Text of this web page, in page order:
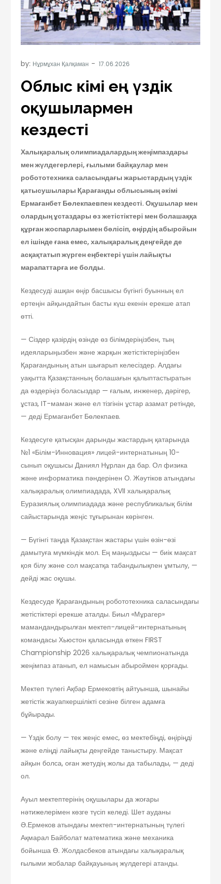
by: Нұрмұхан Қалқаман
Облыс әкімі ең үздік
оқушылармен
кездесті
Халықаралық олимпиадалардың жеңімпаздары
мен жүлдегерлері, ғылыми байқаулар мен
робототехника саласындағы жарыстардың үздік
қатысушылары Қарағанды облысының әкімі
Ермағанбет Бөлекпаевпен кездесті. Оқушылар мен
олардың ұстаздары өз жетістіктері мен болашаққа
құрған жоспарларымен бөлісіп, өңірдің абыройын
ел ішінде ғана емес, халықаралық деңгейде де
асқақтатып жүрген еңбектері үшін лайықты
марапаттарға ие болды.
Кездесуді ашқан өңір басшысы бүгінгі буынның ел
ертеңін айқындайтын басты күш екенін ерекше атап
өтті.
— Сіздер қазірдің өзінде өз білімдеріңізбен, тың
идеяларыңызбен және жарқын жетістіктеріңізбен
Қарағандының атын шығарып келесіздер. Алдағы
уақытта Қазақстанның болашағын қалыптастыратын
да өздеріңіз боласыздар — ғалым, инженер, дәрігер,
ұстаз, IT-маман және ел тізгінін ұстар азамат ретінде,
— деді Ермағанбет Бөлекпаев.
Кездесуге қатысқан дарынды жастардың қатарында
№1 «Білім-Инновация» лицей-интернатының 10-
сынып оқушысы Даниял Нұрлан да бар. Ол физика
және информатика пәндерінен О. Жәутіков атындағы
халықаралық олимпиадада, XVII халықаралық
Еуразиялық олимпиадада және республикалық білім
сайыстарында жеңіс тұғырынан көрінген.
— Бүгінгі таңда Қазақстан жастары үшін өзін-өзі
дамытуға мүмкіндік мол. Ең маңыздысы — биік мақсат
қоя білу және сол мақсатқа табандылықпен ұмтылу, —
дейді жас оқушы.
Кездесуде Қарағандының робототехника саласындағы
жетістіктері ерекше аталды. Биыл «Мұрагер»
мамандандырылған мектеп-лицей-интернатының
командасы Хьюстон қаласында өткен FIRST
Championship 2026 халықаралық чемпионатында
жеңімпаз атанып, ел намысын абыроймен қорғады.
Мектеп түлегі Ақбар Ермековтің айтуынша, шынайы
жетістік жауапкершілікті сезіне білген адамға
бұйырады.
— Үздік болу — тек жеңіс емес, өз мектебіңді, өңіріңді
және еліңді лайықты деңгейде таныстыру. Мақсат
айқын болса, оған жетудің жолы да табылады, — деді
ол.
Ауыл мектептерінің оқушылары да жоғары
нәтижелерімен көзге түсіп келеді. Шет ауданы
Ә.Ермеков атындағы мектеп-интернатының түлегі
Ақмарал Байболат математика және механика
бойынша Ө. Жолдасбеков атындағы халықаралық
ғылыми жобалар байқауының жүлдегері атанды.